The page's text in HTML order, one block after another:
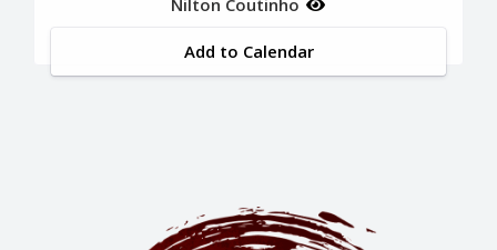
Add to Calendar